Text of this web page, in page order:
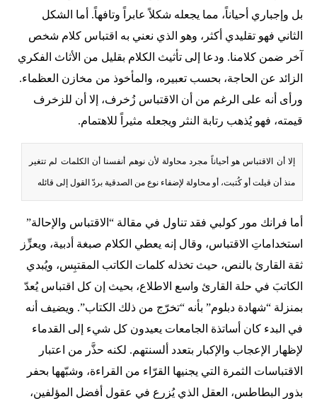
بل وإجباري أحياناً، مما يجعله شكلاً عابراً وتافهاً. أما الشكل
الثاني فهو تقليدي أكثر، وهو الذي نعني به اقتباس كلام شخص
آخر ضمن كلامنا. ودعا إلى تأثيث الكلام بقليل من الأثاث الفكري
الزائد عن الحاجة، بحسب تعبيره، والمأخوذ من مخازن العظماء.
ورأى أنه على الرغم من أن الاقتباس زُخرف، إلا أن للزخرف
قيمته، فهو يُذهب رتابة النثر ويجعله مثيراً للاهتمام.
إلا أن الاقتباس هو أحياناً مجرد محاولة لأن نوهم أنفسنا أن الكلمات لم تتغير
منذ أن قيلت أو كُتبت، أو محاولة لإضفاء نوع من الصدقية بردّ القول إلى قائله
أما فرانك مور كولبي فقد تناول في مقالة “الاقتباس والإحالة”
استخداماتِ الاقتباس، وقال إنه يعطي الكلام صبغة أدبية، ويعزِّز
ثقة القارئ بالنص، حيث تخذله كلمات الكاتب المقتبِس، ويُبدي
الكاتبَ في حلة القارئ واسع الاطلاع، بحيث إن كل اقتباس يُعدّ
بمنزلة “شهادة دبلوم” بأنه “تخرّج من ذلك الكتاب”. ويضيف أنه
في البدء كان أساتذة الجامعات يعيدون كل شيء إلى القدماء
لإظهار الإعجاب والإكبار بتعدد ألسنتهم. لكنه حذَّر من اعتبار
الاقتباسات الثمرة التي يجنيها القرّاء من القراءة، وشبّهها بحفر
بذور البطاطس، العقل الذي يُزرع في عقول أفضل المؤلفين،